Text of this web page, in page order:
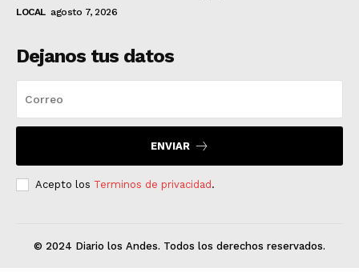
LOCAL agosto 7, 2026
Dejanos tus datos
ENVIAR
Acepto los Terminos de privacidad.
© 2024 Diario los Andes. Todos los derechos reservados.